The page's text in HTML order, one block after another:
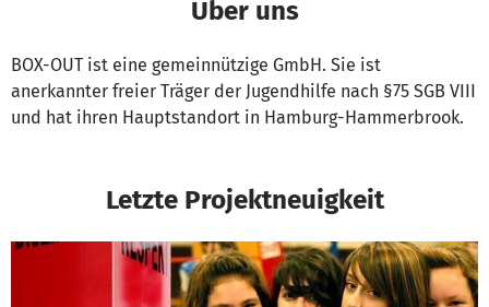
Über uns
BOX-OUT ist eine gemeinnützige GmbH. Sie ist
anerkannter freier Träger der Jugendhilfe nach §75 SGB VIII
und hat ihren Hauptstandort in Hamburg-Hammerbrook.
Letzte Projektneuigkeit